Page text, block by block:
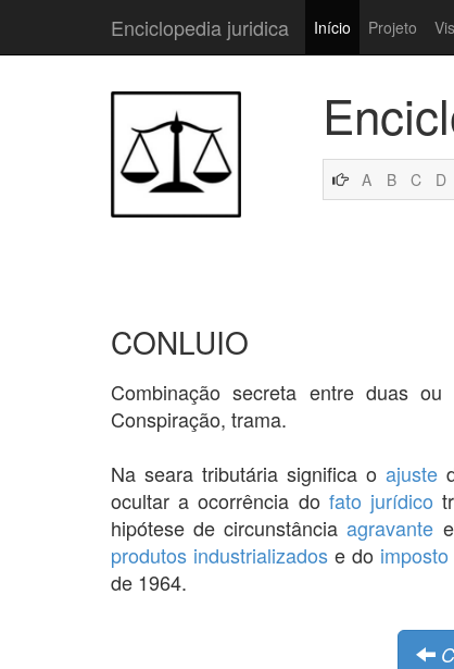
Enciclopedia juridica Início Projeto
A B C D
CONLUIO
Combinação secreta entre duas
Conspiração, trama.
Na seara tributária significa o ajuste
ocultar a ocorrência do fato jurídico
hipótese de circunstânciaagravante
produtos industrializados e do imposto
de 1964.